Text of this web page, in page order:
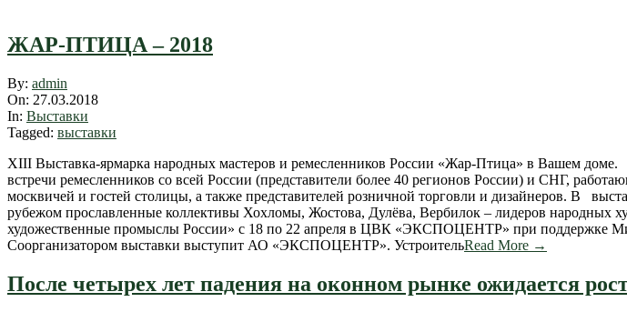
ЖАР-ПТИЦА – 2018
2018-
03-
27
By: admin
On: 27.03.2018
In: Выставки
Tagged: выставки
XIII Выставка-ярмарка народных мастеров и ремесленников России «Жар-Птица» в Вашем
встречи ремесленников со всей России (представители более 40 регионов России) и СНГ,
москвичей и гостей столицы, а также представителей розничной торговли и дизайнеров. В
рубежом прославленные коллективы Хохломы, Жостова, Дулёва, Вербилок – лидеров народных
художественные промыслы России» с 18 по 22 апреля в ЦВК «ЭКСПОЦЕНТР» при поддержке
Соорганизатором выставки выступит АО «ЭКСПОЦЕНТР». УстроительRead More →
После четырех лет падения на оконном рынке ожидается